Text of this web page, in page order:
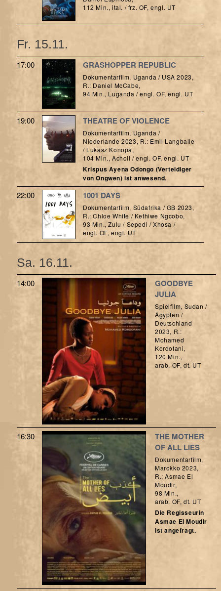
112 Min., ital. / frz. OF, engl. UT
Fr. 15.11.
17:00 GRASHOPPER REPUBLIC
Dokumentarfilm, Uganda / USA 2023,
R.: Daniel McCabe,
94 Min., Luganda / engl. OF, engl. UT
19:00 THEATRE OF VIOLENCE
Dokumentarfilm, Uganda /
Niederlande 2023, R.: Emil Langballe
/ Lukasz Konopa,
104 Min., Acholi / engl. OF, engl. UT
Krispus Ayena Odongo (Verteidiger
von Ongwen) ist anwesend.
22:00 1001 DAYS
Dokumentarfilm, Südafrika / GB 2023,
R.: Chloe White / Kethiwe Ngcobo,
93 Min., Zulu / Sepedi / Xhosa /
engl. OF, engl. UT
Sa. 16.11.
14:00
GOODBYE
JULIA
Spielfilm, Sudan /
Ägypten /
Deutschland
2023, R.:
Mohamed
Kordofani,
120 Min.,
arab. OF, dt. UT
16:30
THE MOTHER
OF ALL LIES
Dokumentarfilm,
Marokko 2023,
R.: Asmae El
Moudir,
98 Min.,
arab. OF, dt. UT
Die Regisseurin
Asmae El Moudir
ist angefragt.